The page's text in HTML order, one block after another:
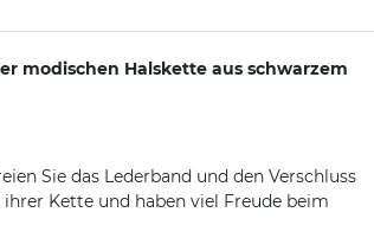
modischen Halskette aus schwarzem
Sie das Lederband und den Verschluss
Kette und haben viel Freude beim